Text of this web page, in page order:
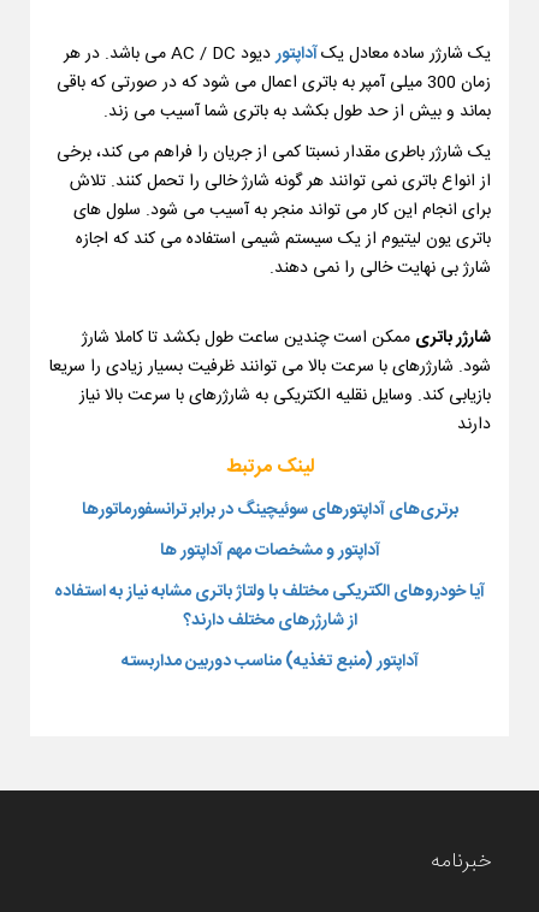
یک شارژر ساده معادل یکآداپتور
دیود AC / DC می باشد. در هر
زمان 300 میلی آمپر به باتری اعمال می شود که در صورتی که باقی
بماند و بیش از حد طول بکشد به باتری شما آسیب می زند.
یک شارژر باطری مقدار نسبتا کمی از جریان را فراهم می کند، برخی
از انواع باتری نمی توانند هر گونه شارژ خالی را تحمل کنند. تلاش
برای انجام این کار می تواند منجر به آسیب می شود. سلول های
باتری یون لیتیوم از یک سیستم شیمی استفاده می کند که اجازه
شارژ بی نهایت خالی را نمی دهند.
شارژر باتری ممکن است چندین ساعت طول بکشد تا کاملا شارژ
شود. شارژرهای با سرعت بالا می توانند ظرفیت بسیار زیادی را سریعا
بازیابی کند. وسایل نقلیه الکتریکی به شارژرهای با سرعت بالا نیاز
دارند
لینک مرتبط
برتری‌های آداپتورهای سوئیچینگ در برابر ترانسفورماتورها
آداپتور و مشخصات مهم آداپتور ها
آیا خودروهای الکتریکی مختلف با ولتاژ باتری مشابه نیاز به استفاده
از شارژرهای مختلف دارند؟
آداپتور (منبع تغذیه) مناسب دوربین مداربسته
خبرنامه